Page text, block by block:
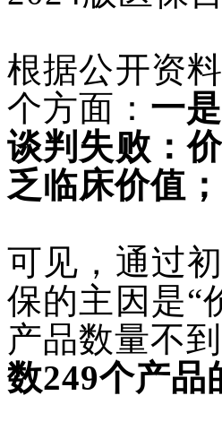
根据公开资
个方面： 一
谈判失败：
乏临床价值
可见，通过
保的主因是“
产品数量不到
数249个产品